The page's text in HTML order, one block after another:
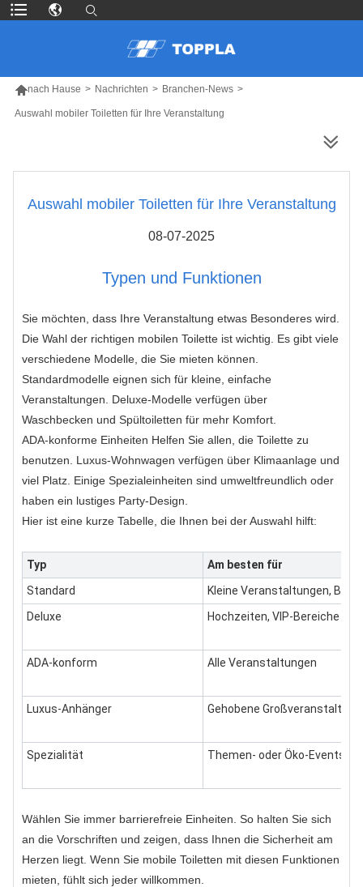
nach Hause > Nachrichten > Branchen-News >
Auswahl mobiler Toiletten für Ihre Veranstaltung
Auswahl mobiler Toiletten für Ihre Veranstaltung
08-07-2025
Typen und Funktionen
Sie möchten, dass Ihre Veranstaltung etwas Besonderes wird.
Die Wahl der richtigen mobilen Toilette ist wichtig. Es gibt viele
verschiedene Modelle, die Sie mieten können.
Standardmodelle eignen sich für kleine, einfache
Veranstaltungen. Deluxe-Modelle verfügen über
Waschbecken und Spültoiletten für mehr Komfort.
ADA-konforme Einheiten Helfen Sie allen, die Toilette zu
benutzen. Luxus-Wohnwagen verfügen über Klimaanlage und
viel Platz. Einige Spezialeinheiten sind umweltfreundlich oder
haben ein lustiges Party-Design.
Hier ist eine kurze Tabelle, die Ihnen bei der Auswahl hilft:
Typ
Am besten für
Standard
Kleine Veranstaltungen,
Deluxe
Hochzeiten, VIP-Bereiche
ADA-konform Alle Veranstaltungen
Luxus-Anhänger Gehobene
Spezialität Themen- oder Öko-Events
Wählen Sie immer barrierefreie Einheiten. So halten Sie sich
an die Vorschriften und zeigen, dass Ihnen die Sicherheit am
Herzen liegt. Wenn Sie mobile Toiletten mit diesen Funktionen
mieten, fühlt sich jeder willkommen.